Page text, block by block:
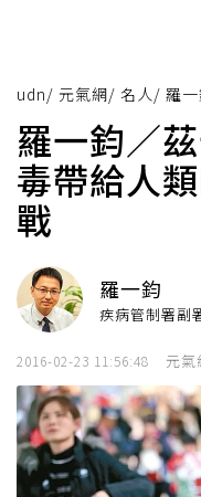
udn/ 元氣網/ 名人/ 羅
羅一鈞／
毒帶給人
戰
羅一鈞
疾病管制署副
2016-02-23 11:56:48 元氣